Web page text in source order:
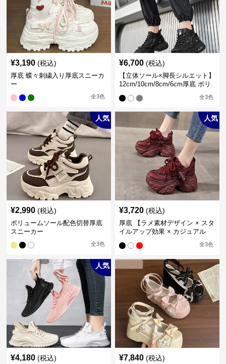
¥3,190 (税込)
厚底 蝶々刺繍入り厚底スニーカ
ー
全3色
¥6,700 (税込)
【立体ソール×脚長シルエット】
12cm/10cm/8cm/6cm厚底 ボリ
ュームソール立体設計ハイカッ
トスニーカー｜スニーカー・ハ
イカット
全3色
人気
¥2,990 (税込)
ボリュームソール配色切替厚底
スニーカー
全3色
人気
¥3,720 (税込)
厚底 【ラメ素材デザイン × スタ
イルアップ効果 × カジュアル
系】厚底デザインスニーカー
全3色
人気
¥4,180 (税込) ¥7,840 (税込)